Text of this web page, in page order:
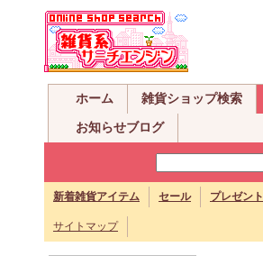
ホーム 雑貨ショップ検索
お知らせブログ
新着雑貨アイテム セール プレゼント
サイトマップ